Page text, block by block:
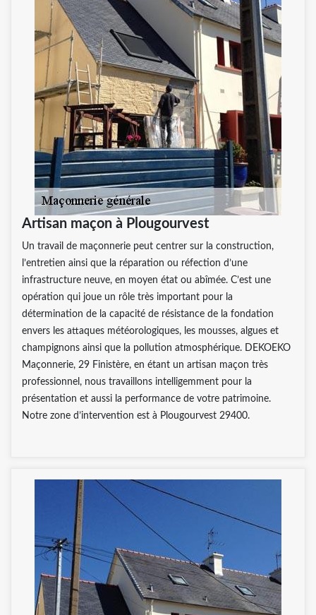
Artisan maçon à Plougourvest
Un travail de maçonnerie peut centrer sur la construction,
l’entretien ainsi que la réparation ou réfection d’une
infrastructure neuve, en moyen état ou abîmée. C’est une
opération qui joue un rôle très important pour la
détermination de la capacité de résistance de la fondation
envers les attaques météorologiques, les mousses, algues et
champignons ainsi que la pollution atmosphérique. DEKOEKO
Maçonnerie, 29 Finistère, en étant un artisan maçon très
professionnel, nous travaillons intelligemment pour la
présentation et aussi la performance de votre patrimoine.
Notre zone d’intervention est à Plougourvest 29400.